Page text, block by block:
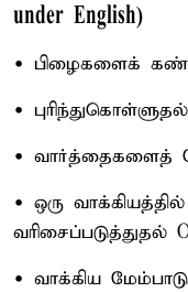
under English)
• பிழைகளைக்
•
• வார்த்தைகளைத்
• ஒரு
வரிசைப்படுத்துதல்
• வாக்கிய மேம்பாடு